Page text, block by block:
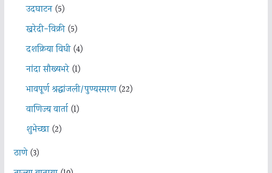
उदघाटन(5)
खरेदी-विक्री(5)
दशक्रिया विधी(4)
नांदा सौख्यभरे(1)
भावपूर्ण श्रद्धांजली/पुण्यस्मरण(22)
वाणिज्य वार्ता(1)
शुभेच्छा(2)
ठाणे(3)